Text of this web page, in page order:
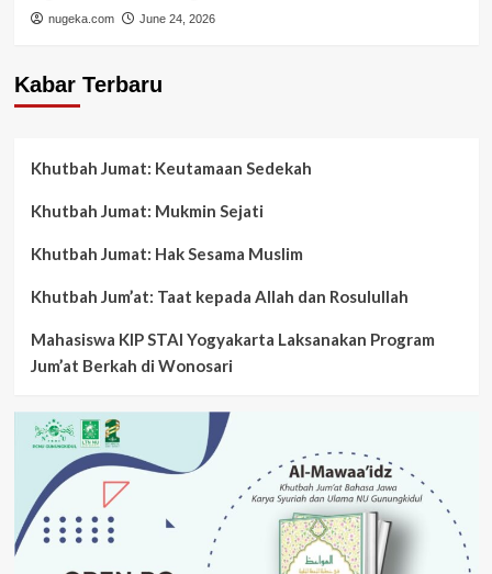
nugeka.com June 24, 2026
Kabar Terbaru
Khutbah Jumat: Keutamaan Sedekah
Khutbah Jumat: Mukmin Sejati
Khutbah Jumat: Hak Sesama Muslim
Khutbah Jum’at: Taat kepada Allah dan Rosulullah
Mahasiswa KIP STAI Yogyakarta Laksanakan Program
Jum’at Berkah di Wonosari